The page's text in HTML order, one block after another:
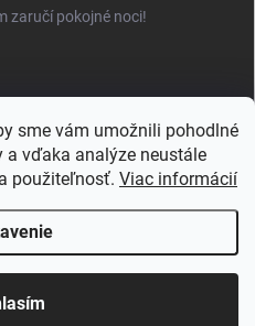
sme vám umožnili pohodlné
a vďaka analýze neustále
použiteľnosť. Viac informácií
zaručí pokojné noci!
Shoptet